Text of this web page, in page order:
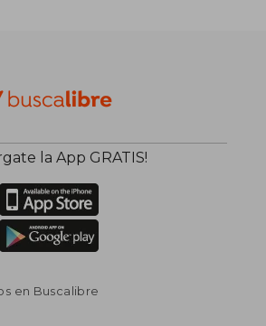
$ 65.81 45%
la App GRATIS!
en Buscalibre